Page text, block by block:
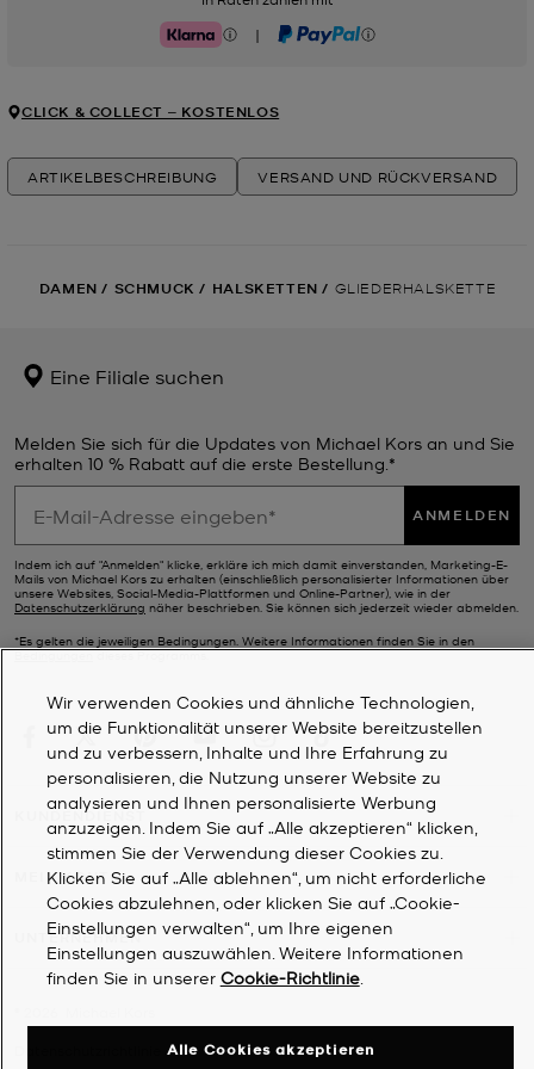
Klarna | PayPal
CLICK & COLLECT ‒ KOSTENLOS
ARTIKELBESCHREIBUNG VERSAND UND RÜCKVERSAND
DAMEN / SCHMUCK / HALSKETTEN / GLIEDERHALSKETTE
Eine Filiale suchen
Melden Sie sich für die Updates von Michael Kors an und Sie
erhalten 10 % Rabatt auf die erste Bestellung.*
ANMELDEN
Indem ich auf "Anmelden" klicke, erkläre ich mich damit einverstanden, Marketing-E-
Mails von Michael Kors zu erhalten (einschließlich personalisierter Informationen über
unsere Websites, Social-Media-Plattformen und Online-Partner), wie in der
Datenschutzerklärung näher beschrieben. Sie können sich jederzeit wieder abmelden.
*Es gelten die jeweiligen Bedingungen. Weitere Informationen finden Sie in den
Bedingungendieses Programms.
KUNDENDIENST
MEIN KONTO
UNTERNEHMEN
Wir verwenden Cookies und ähnliche Technologien,
um die Funktionalität unserer Website bereitzustellen
und zu verbessern, Inhalte und Ihre Erfahrung zu
personalisieren, die Nutzung unserer Website zu
analysieren und Ihnen personalisierte Werbung
anzuzeigen. Indem Sie auf „Alle akzeptieren“ klicken,
stimmen Sie der Verwendung dieser Cookies zu.
Klicken Sie auf „Alle ablehnen“, um nicht erforderliche
Cookies abzulehnen, oder klicken Sie auf „Cookie-
Einstellungen verwalten“, um Ihre eigenen
Einstellungen auszuwählen. Weitere Informationen
finden Sie in unserer Cookie-Richtlinie.
Alle Cookies akzeptieren